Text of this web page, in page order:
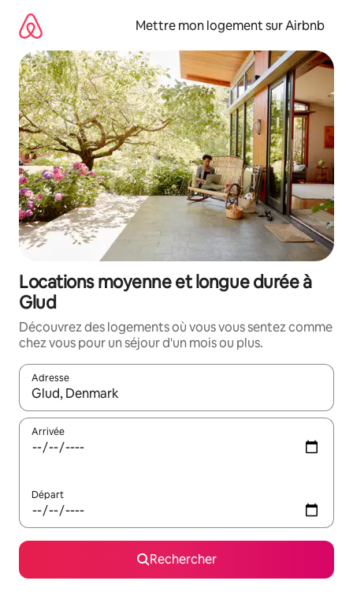
directement
contenu
Mettre mon logement sur Airbnb
Locations moyenne et longue durée à
Glud
Découvrez des logements où vous vous sentez comme
chez vous pour un séjour d'un mois ou plus.
Adresse
Lorsque les résultats s'affichent, utilisez les flèches vers le
Arrivée
Départ
Rechercher